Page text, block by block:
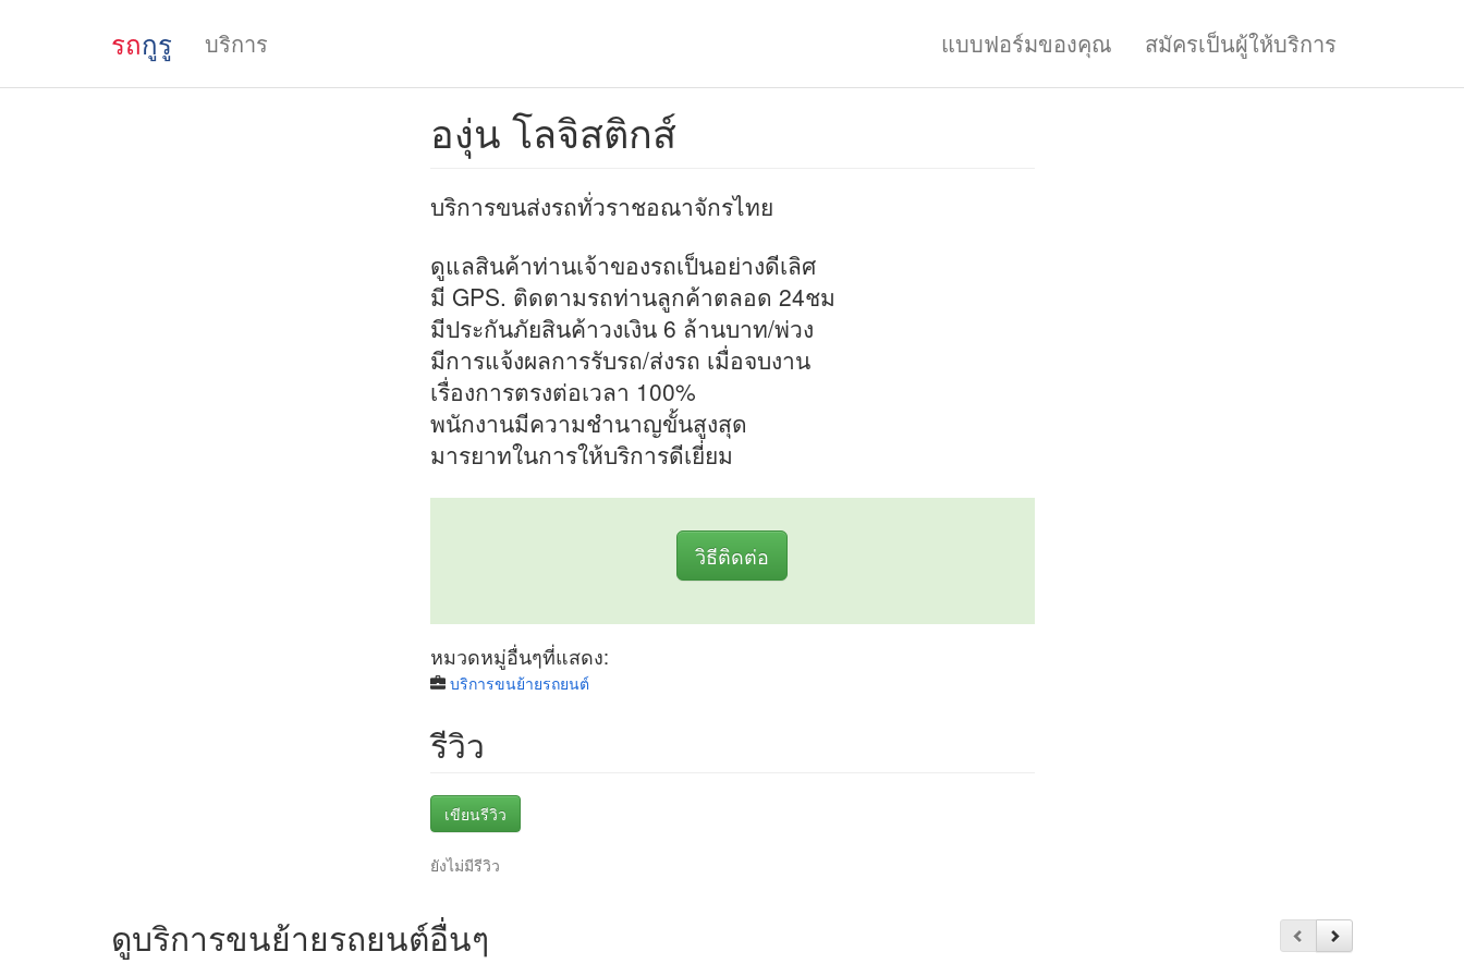
รถกูรู บริการ แบบฟอร์มของคุณ สมัครเป็นผู้ให้บริการ
องุ่น โลจิสติกส์
บริการขนส่งรถทั่วราชอณาจักรไทย
ดูแลสินค้าท่านเจ้าของรถเป็นอย่างดีเลิศ
มี GPS. ติดตามรถท่านลูกค้าตลอด 24ชม
มีประกันภัยสินค้าวงเงิน 6 ล้านบาท/พ่วง
มีการแจ้งผลการรับรถ/ส่งรถ เมื่อจบงาน
เรื่องการตรงต่อเวลา 100%
พนักงานมีความชำนาญขั้นสูงสุด
มารยาทในการให้บริการดีเยี่ยม
วิธีติดต่อ
หมวดหมู่อื่นๆที่แสดง:
บริการขนย้ายรถยนต์
รีวิว
เขียนรีวิว
ยังไม่มีรีวิว
ดูบริการขนย้ายรถยนต์อื่นๆ